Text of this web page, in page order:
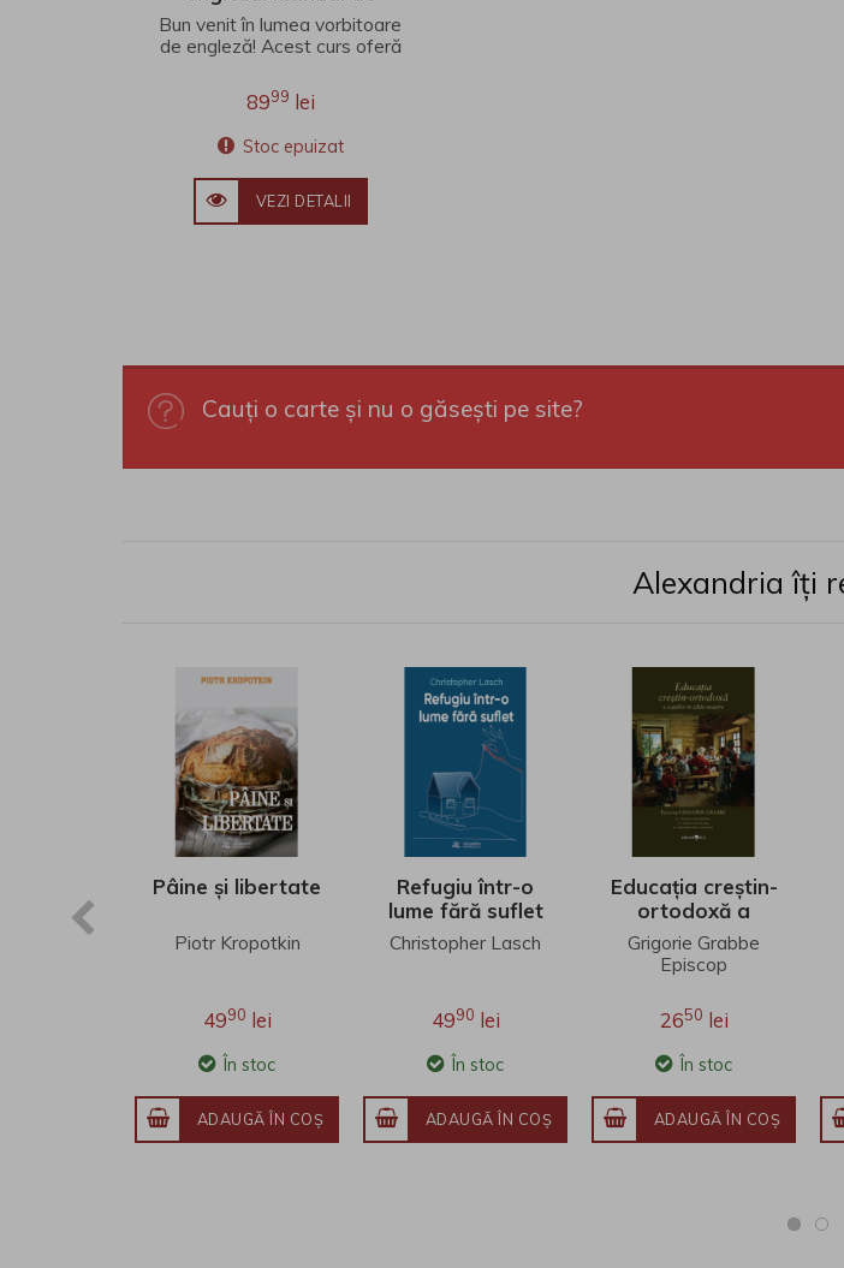
exerciții și aplicații pons +
CD
Bun venit în lumea vorbitoare
de engleză! Acest curs oferă
temeinice, c..
8999 lei
Stoc epuizat
VEZI DETALII
Cauți o carte și nu o găsești pe site?
Alexandria îți
Pâine și libertate
Piotr Kropotkin
4990 lei
În stoc
ADAUGĂ ÎN COŞ
Refugiu într-o
lume fără suflet
Christopher Lasch
4990 lei
În stoc
ADAUGĂ ÎN COŞ
Educația creștin-
ortodoxă a
copiilor în zilele
noastre
Grigorie Grabbe
Episcop
2650 lei
În stoc
ADAUGĂ ÎN COŞ